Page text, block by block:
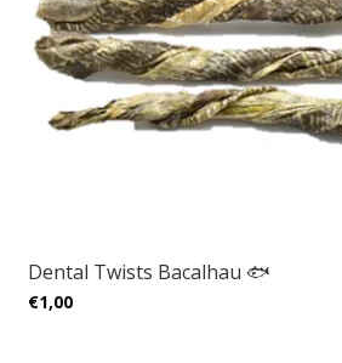
Dental Twists Bacalhau 🐟
€1,00